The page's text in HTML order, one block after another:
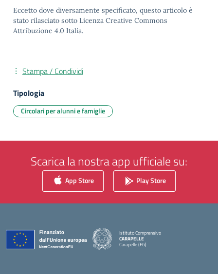
Eccetto dove diversamente specificato, questo articolo è
stato rilasciato sotto Licenza Creative Commons
Attribuzione 4.0 Italia.
Stampa / Condividi
Tipologia
Circolari per alunni e famiglie
Scarica la nostra app ufficiale su:
App Store Play Store
Istituto Comprensivo
CARAPELLE
Carapelle (FG)
— Visita la pagina iniziale della scuola